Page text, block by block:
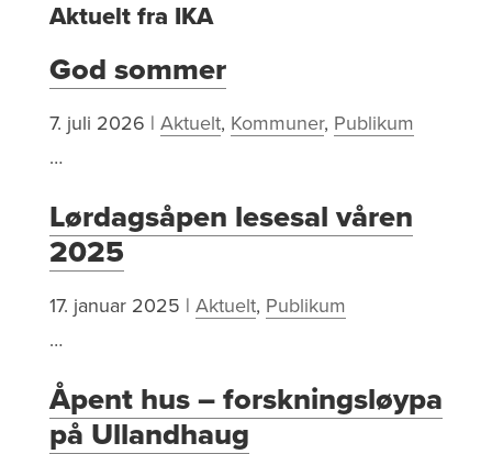
Aktuelt fra IKA
God sommer
7. juli 2026 | Aktuelt, Kommuner, Publikum
…
Lørdagsåpen lesesal våren
2025
17. januar 2025 | Aktuelt, Publikum
…
Åpent hus – forskningsløypa
på Ullandhaug